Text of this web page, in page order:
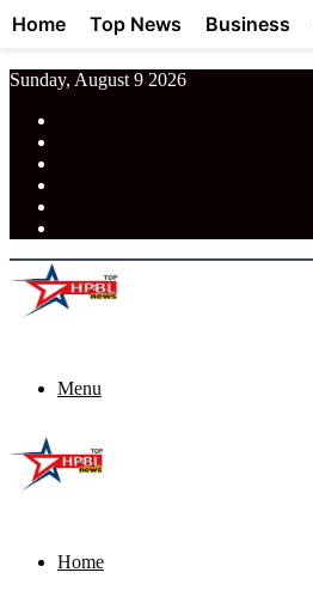
Sunday, August 9 2026
Menu
Home
Home Top News Business